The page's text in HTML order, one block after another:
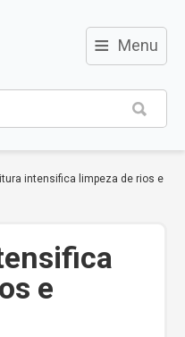
≡ Menu
intensifica limpeza de rios e
e